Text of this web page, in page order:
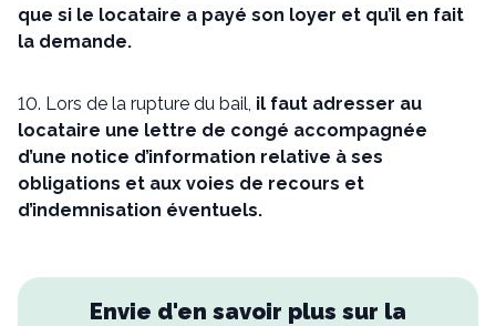
que si le locataire a payé son loyer et qu’il en fait
la demande.
10. Lors de la rupture du bail, il faut adresser au
locataire une lettre de congé accompagnée
d’une notice d’information relative à ses
obligations et aux voies de recours et
d’indemnisation éventuels.
Envie d'en savoir plus sur la